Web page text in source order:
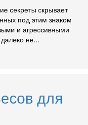
секреты скрывает
под этим знаком
и агрессивными
не...
для